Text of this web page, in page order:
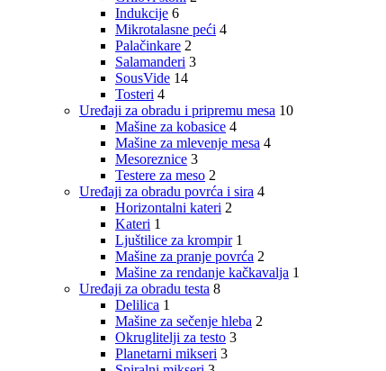
Indukcije 6
Mikrotalasne peći 4
Palačinkare 2
Salamanderi 3
SousVide 14
Tosteri 4
Uređaji za obradu i pripremu mesa 10
Mašine za kobasice 4
Mašine za mlevenje mesa 4
Mesoreznice 3
Testere za meso 2
Uređaji za obradu povrća i sira 4
Horizontalni kateri 2
Kateri 1
Ljuštilice za krompir 1
Mašine za pranje povrća 2
Mašine za rendanje kačkavalja 1
Uređaji za obradu testa 8
Delilica 1
Mašine za sečenje hleba 2
Okruglitelji za testo 3
Planetarni mikseri 3